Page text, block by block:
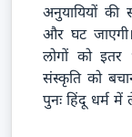
अनुयायियों
और घट
लोगों को इतर
संस्कृति को
पुनः हिंदू धर्म